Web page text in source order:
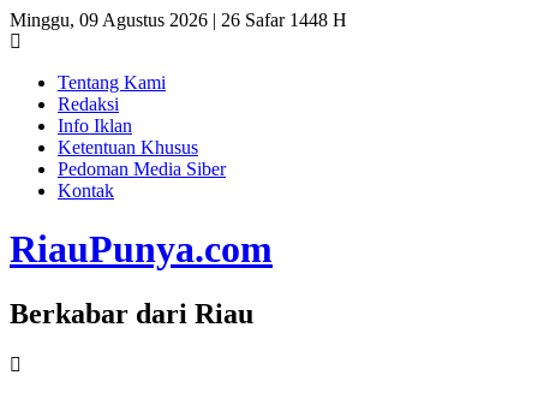
Minggu, 09 Agustus 2026 | 26 Safar 1448 H
Tentang Kami
Redaksi
Info Iklan
Ketentuan Khusus
Pedoman Media Siber
Kontak
RiauPunya.com
Berkabar dari Riau